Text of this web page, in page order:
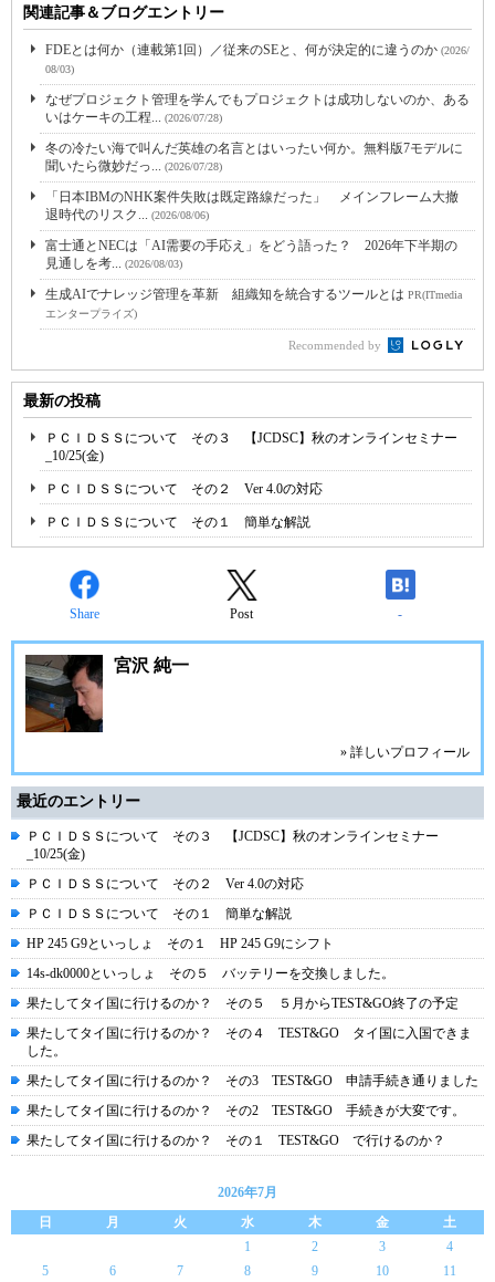
関連記事＆ブログエントリー
FDEとは何か（連載第1回）／従来のSEと、何が決定的に違うのか (2026/
08/03)
なぜプロジェクト管理を学んでもプロジェクトは成功しないのか、ある
いはケーキの工程... (2026/07/28)
冬の冷たい海で叫んだ英雄の名言とはいったい何か。無料版7モデルに
聞いたら微妙だっ... (2026/07/28)
「日本IBMのNHK案件失敗は既定路線だった」 メインフレーム大撤
退時代のリスク... (2026/08/06)
富士通とNECは「AI需要の手応え」をどう語った？ 2026年下半期の
見通しを考... (2026/08/03)
生成AIでナレッジ管理を革新 組織知を統合するツールとは PR(ITmedia
エンタープライズ)
Recommended by
最新の投稿
ＰＣＩＤＳＳについて その３ 【JCDSC】秋のオンラインセミナー
_10/25(金)
ＰＣＩＤＳＳについて その２ Ver 4.0の対応
ＰＣＩＤＳＳについて その１ 簡単な解説
Share Post -
宮沢 純一
» 詳しいプロフィール
最近のエントリー
ＰＣＩＤＳＳについて その３ 【JCDSC】秋のオンラインセミナー
_10/25(金)
ＰＣＩＤＳＳについて その２ Ver 4.0の対応
ＰＣＩＤＳＳについて その１ 簡単な解説
HP 245 G9といっしょ その１ HP 245 G9にシフト
14s-dk0000といっしょ その５ バッテリーを交換しました。
果たしてタイ国に行けるのか？ その５ ５月からTEST&GO終了の予定
果たしてタイ国に行けるのか？ その４ TEST&GO タイ国に入国できま
した。
果たしてタイ国に行けるのか？ その3 TEST&GO 申請手続き通りました
果たしてタイ国に行けるのか？ その2 TEST&GO 手続きが大変です。
果たしてタイ国に行けるのか？ その１ TEST&GO で行けるのか？
2026年7月
日
月 火 水 木 金
土
1
2 3
4
5
6 7 8 9 10
11